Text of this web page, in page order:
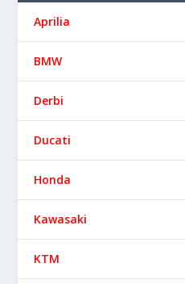
Aprilia
BMW
Derbi
Ducati
Honda
Kawasaki
KTM